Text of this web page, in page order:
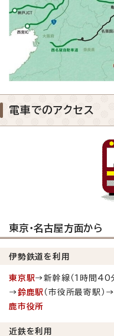
電車でのアクセス
東京・名古屋方面から
伊勢鉄道を利用
東京駅→新幹線（1時間40
→鈴鹿駅 （市役所最寄駅）
鹿市役所
近鉄を利用